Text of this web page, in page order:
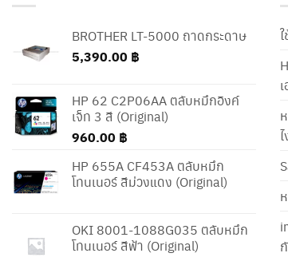
BROTHER LT-5000 ถาดกระดาษ
5,390.00 ฿
HP 62 C2P06AA ตลับหมึกอิงค์
เจ็ท 3 สี (Original)
960.00 ฿
HP 655A CF453A ตลับหมึก
โทนเนอร์ สีม่วงแดง (Original)
OKI 8001-1088G035 ตลับหมึก
โทนเนอร์ สีฟ้า (Original)